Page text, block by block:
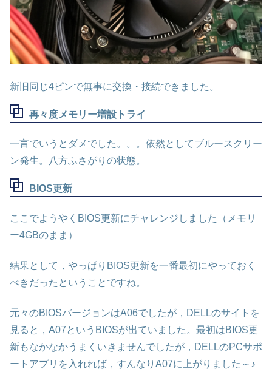
新旧同じ4ピンで無事に交換・接続できました。
再々度メモリー増設トライ
一言でいうとダメでした。。。依然としてブルースクリー
ン発生。八方ふさがりの状態。
BIOS更新
ここでようやくBIOS更新にチャレンジしました（メモリ
ー4GBのまま）
結果として，やっぱりBIOS更新を一番最初にやっておく
べきだったということですね。
元々のBIOSバージョンはA06でしたが，DELLのサイトを
見ると，A07というBIOSが出ていました。最初はBIOS更
新もなかなかうまくいきませんでしたが，DELLのPCサポ
ートアプリを入れれば，すんなりA07に上がりました～♪